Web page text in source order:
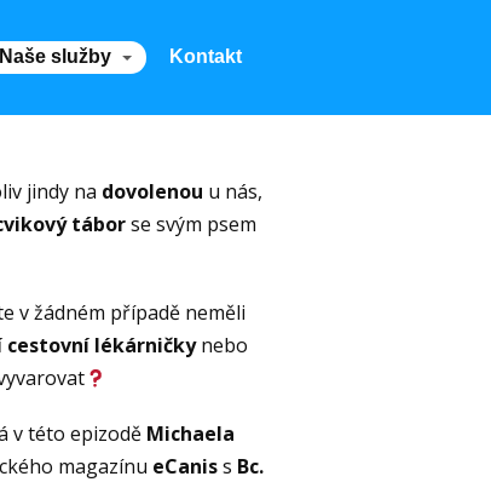
Naše služby Kontakt
jindy na dovolenou u nás,
táborse svým psem
v žádném případě neměli
cestovní lékárničkynebo
v této epizodě Michaela
magazínu eCaniss Bc.